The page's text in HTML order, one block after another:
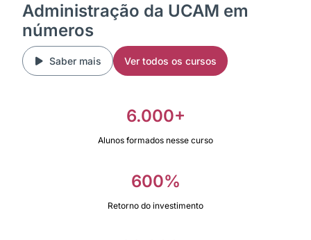
Administração da UCAM em
números
Saber mais Ver todos os cursos
6.000+
Alunos formados nesse curso
600%
Retorno do investimento